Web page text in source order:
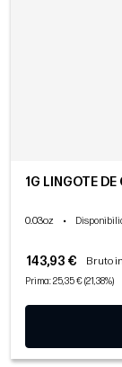
1G LINGOTE DE
0.03oz •
143,93 € Bruto
Prima: 25,35 € (21,38%)